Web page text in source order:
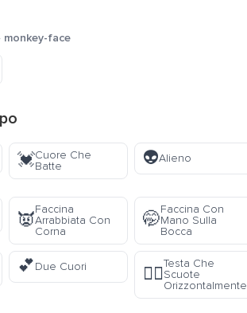
monkey-face
💓Cuore Che
Batte
👽Alieno
👿
Faccina
Arrabbiata Con
Corna
🤭
Faccina Con
Mano Sulla
Bocca
💕Due Cuori 🙂‍↔️
Testa Che
Scuote
Orizzontalmente